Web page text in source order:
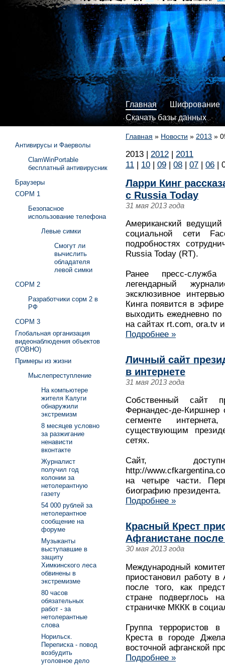
Главная
Шифрование
Скачать базы данных
Главная » Новости » 2013 »
2013 | 2012 | 2011
11 | 10 | 09 | 08 | 07 | 06 |
Ларри Кинг
с Russia Today
31 мая 2013 года
Американский
социальной сети
подробностях
Russia Today (RT).
Ранее пресс-
легендарный
эксклюзивное
Кинга появится в
выходить ежедневно
на сайтах rt.com, ora.tv
Подробнее »
Личный сайт
в интернете
31 мая 2013 года
Собственный сайт
Фернандес-де-Киршнер
сегменте
существующим
сетях.
Сайт,
http://
на четыре части.
биографию президента.
Подробнее »
Красный Крест
Афганистане
30 мая 2013 года
Международный
приостановил работу
после того, как
стране подверглось
страничке МККК в
Группа террористов
Креста в городе
восточной афганской
Подробнее »
Антивирусы и Фаерволы
ClamWinPortable
бесплатный антивирусник
Браузеры
СОРМ 1
Безопасное
использование телефона
Левые симки
Смогут ли
вычислить
обладателя
левой симки
СОРМ 2
Разработчики сорм 2 в
РФ
СОРМ 3
Глобальная организация
видеонаблюдения объектов
(ГОВНО)
Примеры из жизни
Мыслепреступление
На компьютере
жителя Калуги
обнаружили
экстремизм
8 месяцев условно
за разжигание
ненависти
вконтакте
Журналист
получил год
колонии за
нетолерантную
газету
54 000 рублей за
нетолерантное
сообщение на
форуме
Музыканты
выступавшие в
защиту
Химкинского леса
обвинены в
экстремизме
80 часов
обязательных
работ - за
нетолерантные
слова
Норильск.
Переписка - повод
возбудить
уголовное дело